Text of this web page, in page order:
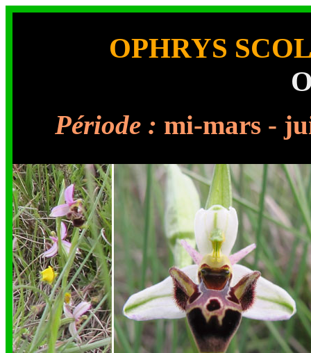
OPHRYS
Période : mi-